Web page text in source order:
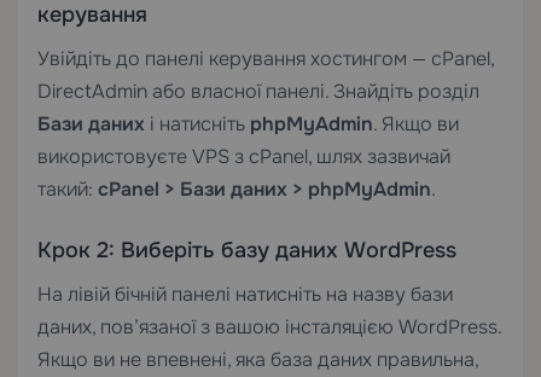
керування
Увійдіть до панелі керування хостингом — cPanel,
DirectAdmin або власної панелі. Знайдіть розділ
Бази даних і натисніть phpMyAdmin. Якщо ви
використовуєтеVPS з cPanel, шлях зазвичай
такий: cPanel > Бази даних > phpMyAdmin.
Крок 2: Виберіть базу даних WordPress
На лівій бічній панелі натисніть на назву бази
даних, пов’язаної з вашою інсталяцією WordPress.
Якщо ви не впевнені, яка база даних правильна,